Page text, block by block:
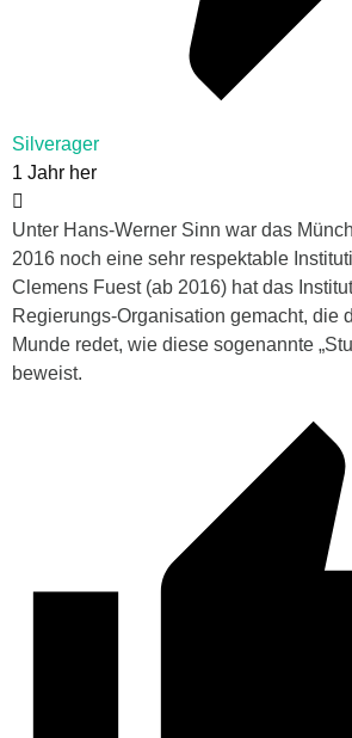
Silverager
1 Jahr her
Unter Hans-Werner Sinn war das
2016 noch eine sehr respektable
Clemens Fuest (ab 2016) hat das
Regierungs-Organisation gemacht, die
Munde redet, wie diese sogenannte
beweist.